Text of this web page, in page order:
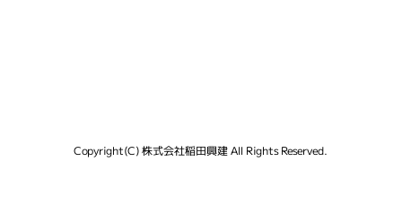
Copyright(C) 株式会社稲田興建 All Rights Reserved.